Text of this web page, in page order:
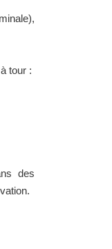
tour :
des